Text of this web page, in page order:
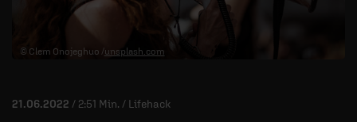
MITMACHEN
© Clem Onojeghuo /unsplash.com
21.06.2022 / 2:51 Min. / Lifehack